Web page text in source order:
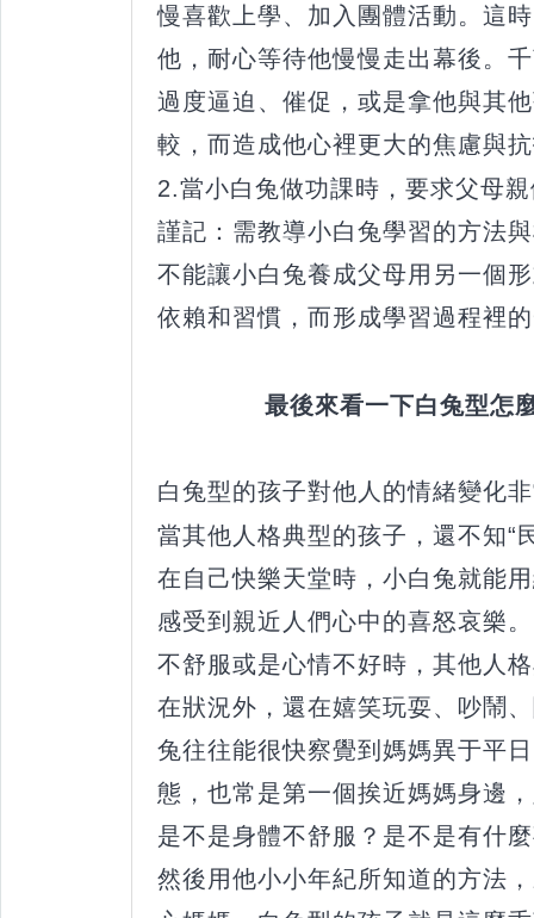
慢喜歡上學、加入團體活動。這
他，耐心等待他慢慢走出幕後。
過度逼迫、催促，或是拿他與其
較，而造成他心裡更大的焦慮與
2.當小白兔做功課時，要求父母
謹記：需教導小白兔學習的方法
不能讓小白兔養成父母用另一個
依賴和習慣，而形成學習過程裡
最後來看一下白兔型怎
白兔型的孩子對他人的情緒變化
當其他人格典型的孩子，還不知“
在自己快樂天堂時，小白兔就能
感受到親近人們心中的喜怒哀樂
不舒服或是心情不好時，其他人
在狀況外，還在嬉笑玩耍、吵鬧
兔往往能很快察覺到媽媽異于平
態，也常是第一個挨近媽媽身邊
是不是身體不舒服？是不是有什
然後用他小小年紀所知道的方法